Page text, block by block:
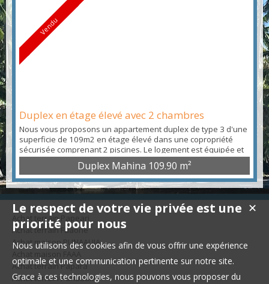
Vendu
Duplex en étage élevé avec 2 chambres
Nous vous proposons un appartement duplex de type 3 d'une
superficie de 109m2 en étage élevé dans une copropriété
sécurisée comprenant 2 piscines. Le logement est équipée et
de nombreux aménagements ont été effectué récemment. Il a
l'avantage d'avoir aussi 2 places de stationnement.
Duplex Mahina 109.90 m²
Achat terrain Papeari
Achat terrain Faaone
Achat maison PUNAAUIA
Achat terrain Papara
Achat terrain Punaauia
✕
Le respect de votre vie privée est une
priorité pour nous
Nous utilisons des cookies afin de vous offrir une expérience
optimale et une communication pertinente sur notre site.
Grace à ces technologies, nous pouvons vous proposer du